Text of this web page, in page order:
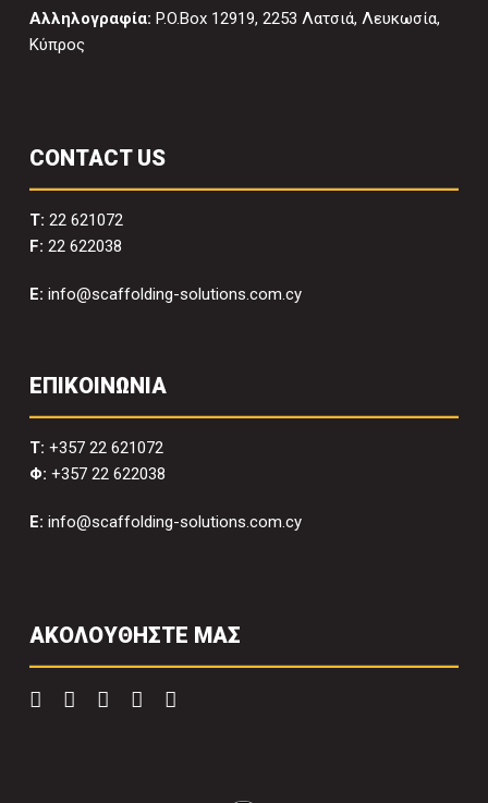
Αλληλογραφία: P.O.Box 12919, 2253 Λατσιά, Λευκωσία,
Κύπρος
CONTACT US
T: 22 621072
F: 22 622038
E: info@scaffolding-solutions.com.cy
ΕΠΙΚΟΙΝΩΝΙΑ
T: +357 22 621072
Φ: +357 22 622038
E: info@scaffolding-solutions.com.cy
ΑΚΟΛΟΥΘΗΣΤΕ ΜΑΣ